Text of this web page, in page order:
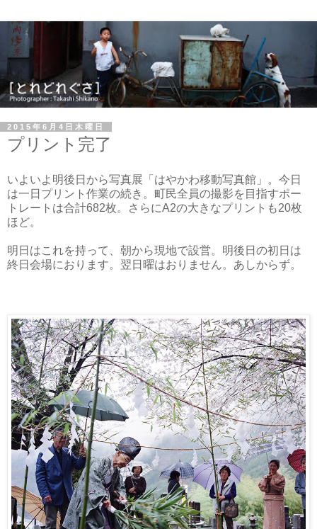
2015年6月4日木曜日
プリント完了
いよいよ明後日から写真展「はやかわ移動写真館」。今日
は一日プリント作業の続き。町民全員の撮影を目指すポー
トレートは合計682枚。さらにA2の大きなプリントも20枚
ほど。
明日はこれを持って、朝から現地で設営。明後日の初日は
終日会場におります。翌日曜はおりません。あしからず。